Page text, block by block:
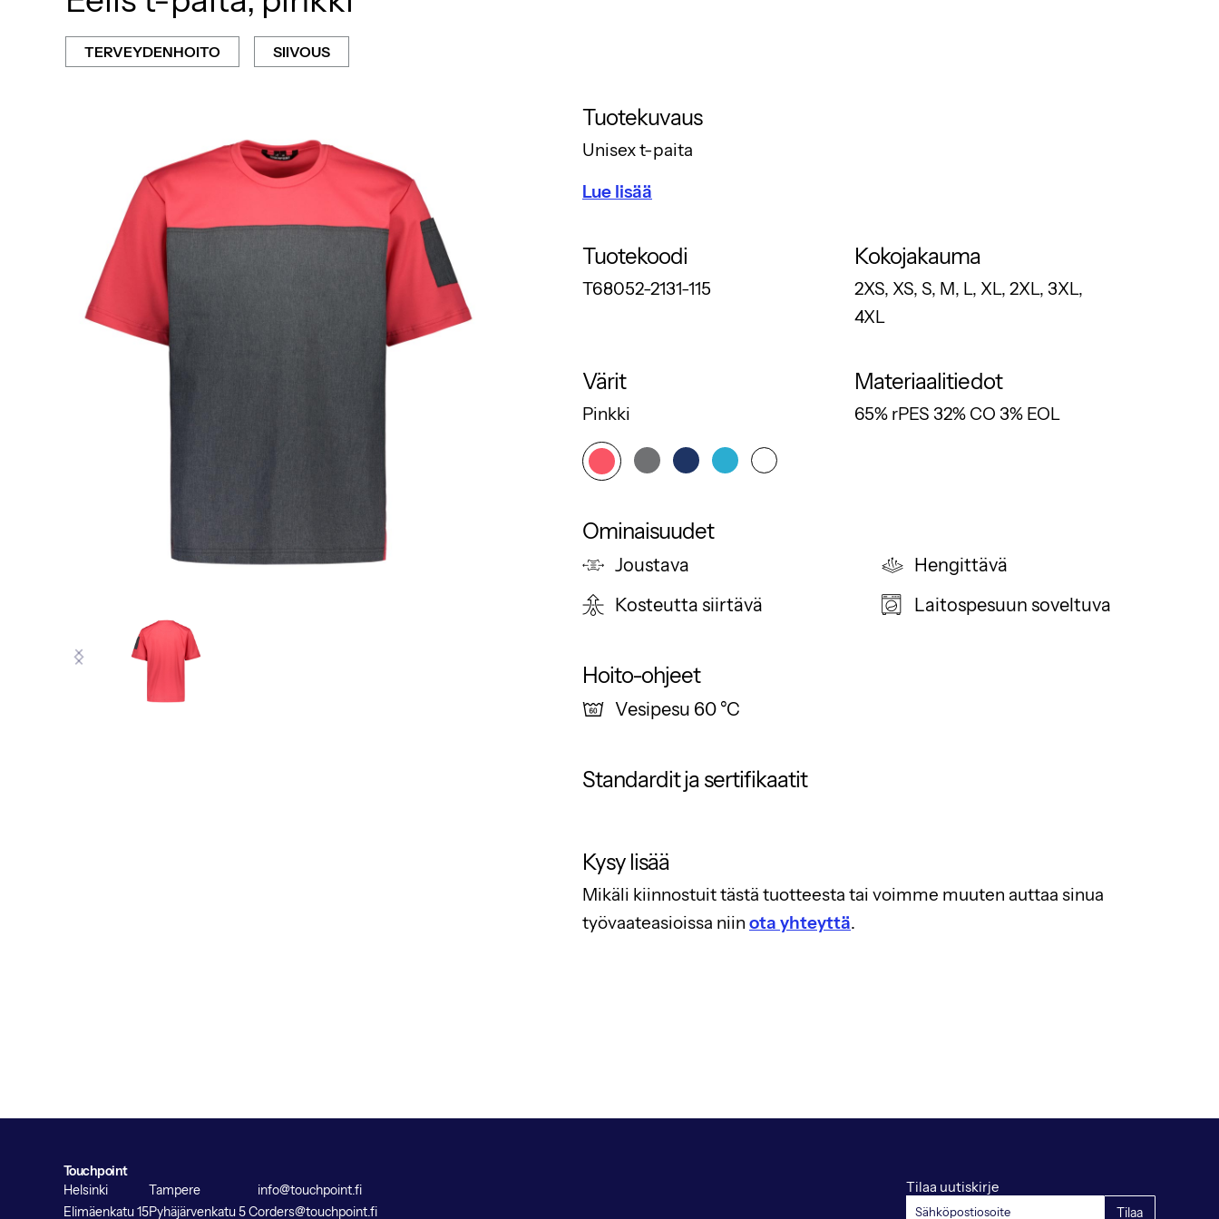
TERVEYDENHOITO SIIVOUS
VASTUULLINEN
Tuotekuvaus
Unisex t-paita
Lue lisää
Tuotekoodi
T68052-2131-115
Kokojakauma
2XS, XS, S, M, L, XL, 2XL, 3XL,
4XL
Värit
Pinkki
Materiaalitiedot
65% rPES 32% CO 3% EOL
Ominaisuudet
Joustava
Hengittävä
Kosteutta siirtävä
Laitospesuun soveltuva
Hoito-ohjeet
Vesipesu 60 °C
Standardit ja sertifikaatit
Kysy lisää
Mikäli kiinnostuit tästä tuotteesta tai voimme muuten auttaa sinua
työvaateasioissa niin ota yhteyttä.
Touchpoint
Helsinki
Elimäenkatu 15
Tampere
Pyhäjärvenkatu 5 C
info@touchpoint.fi
orders@touchpoint.fi
Tilaa uutiskirje